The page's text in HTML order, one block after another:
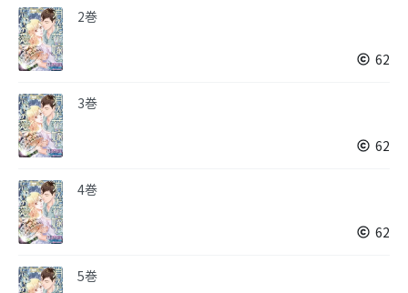
2巻
62
3巻
62
4巻
62
5巻